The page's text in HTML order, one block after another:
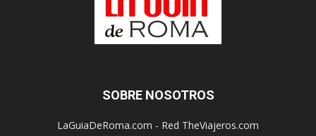
SOBRE NOSOTROS
LaGuiaDeRoma.com - Red TheViajeros.com